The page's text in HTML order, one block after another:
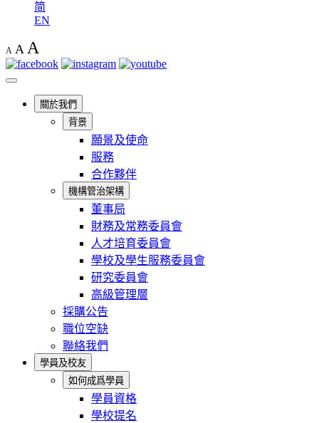
简
EN
A A A
關於我們
背景
願景及使命
服務
合作夥伴
機構管治架構
董事局
財務及常務委員會
人才培育委員會
學校及學生服務委員會
研究委員會
高級管理層
採購公告
職位空缺
聯絡我們
學員及校友
如何成爲學員
學員資格
學校提名